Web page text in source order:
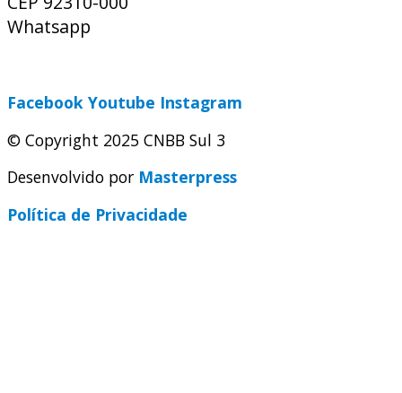
Whatsapp
Facebook Youtube Instagram
© Copyright 2025 CNBB Sul 3
Desenvolvido por Masterpress
Política de Privacidade